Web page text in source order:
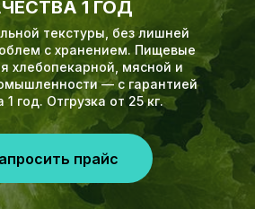
текстуры, без лишней
с хранением. Пищевые
хлебопекарной, мясной и
— с гарантией
1 год. Отгрузка от 25 кг.
прайс
1 ГОД